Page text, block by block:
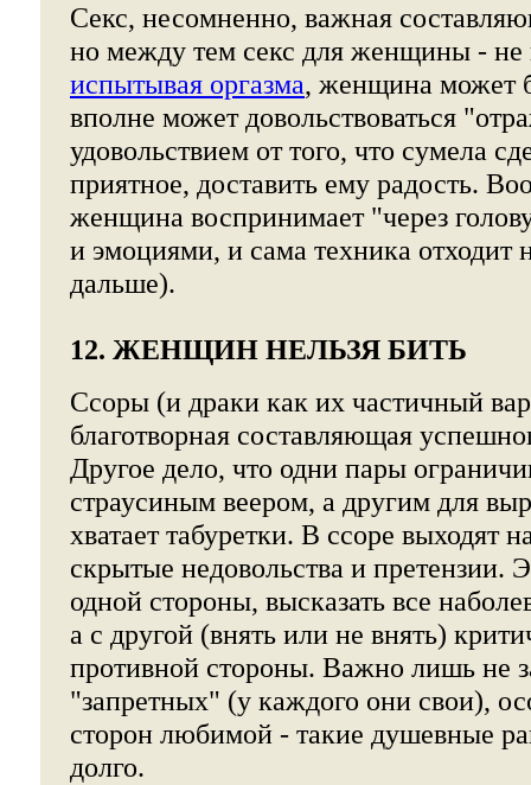
Секс, несомненно, важная
но между тем секс для женщины - не
испытывая оргазма, женщина может
вполне может довольствоваться
удовольствием от того, что сумела
приятное, доставить ему радость.
женщина воспринимает "через
и эмоциями, и сама техника отходит
дальше).
12. ЖЕНЩИН НЕЛЬЗЯ БИТЬ
Ссоры (и драки как их частичный
благотворная составляющая
Другое дело, что одни пары
страусиным веером, а другим для
хватает табуретки. В ссоре выходят
скрытые недовольства и претензии.
одной стороны, высказать все
а с другой (внять или не внять)
противной стороны. Важно лишь не
"запретных" (у каждого они свои),
сторон любимой - такие душевные
долго.